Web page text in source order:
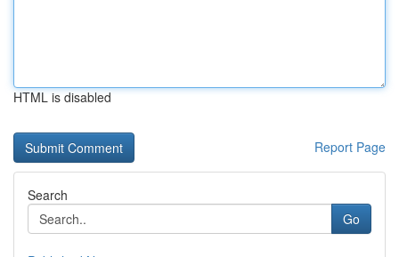
HTML is disabled
Report Page
Search
Go